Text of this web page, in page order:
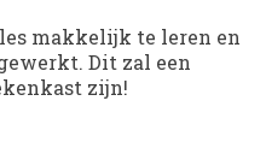
makkelijk te leren en
Dit zal een
zijn!